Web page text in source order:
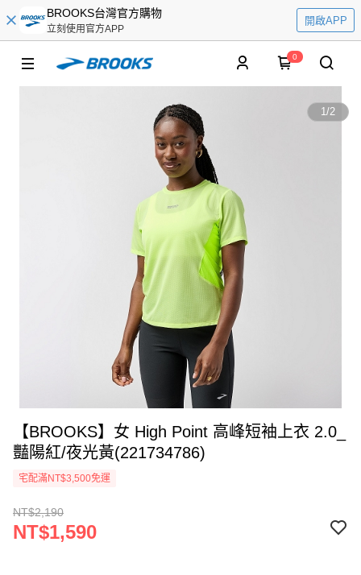
BROOKS台灣官方購物
立刻使用官方APP
開啟APP
0
1/2
【BROOKS】女 High Point 高峰短袖上衣 2.0_
豔陽紅/夜光黃(221734786)
宅配滿NT$3,500免運
NT$2,190
NT$1,590